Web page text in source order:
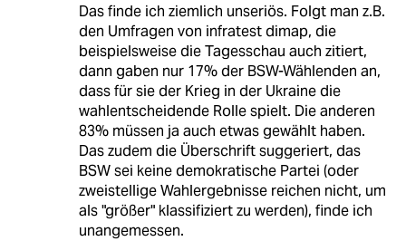
Das finde ich ziemlich unseriös. Folgt man z.B.
den Umfragen von infratest dimap, die
beispielsweise die Tagesschau auch zitiert,
dann gaben nur 17% der BSW-Wählenden an,
dass für sie der Krieg in der Ukraine die
wahlentscheidende Rolle spielt. Die anderen
83% müssen ja auch etwas gewählt haben.
Das zudem die Überschrift suggeriert, das
BSW sei keine demokratische Partei (oder
zweistellige Wahlergebnisse reichen nicht, um
als "größer" klassifiziert zu werden), finde ich
unangemessen.